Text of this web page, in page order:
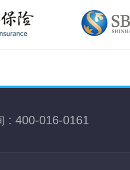
: 400-016-0161